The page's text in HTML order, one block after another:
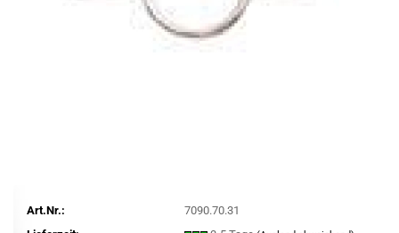
Art.Nr.:
7090.70.31